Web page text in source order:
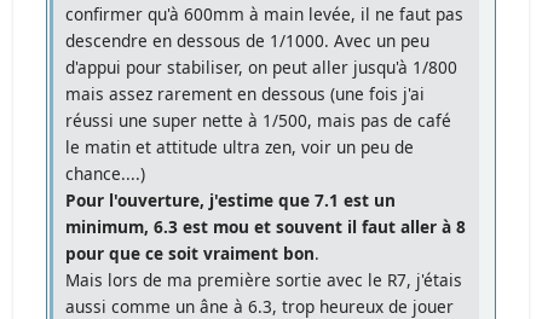
confirmer qu'à 600mm à main levée, il ne faut pas
descendre en dessous de 1/1000. Avec un peu
d'appui pour stabiliser, on peut aller jusqu'à 1/800
mais assez rarement en dessous (une fois j'ai
réussi une super nette à 1/500, mais pas de café
le matin et attitude ultra zen, voir un peu de
chance....)
Pour l'ouverture, j'estime que 7.1 est un
minimum, 6.3 est mou et souvent il faut aller à 8
pour que ce soit vraiment bon.
Mais lors de ma première sortie avec le R7, j'étais
aussi comme un âne à 6.3, trop heureux de jouer